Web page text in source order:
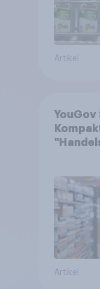
Artikel
Artikel